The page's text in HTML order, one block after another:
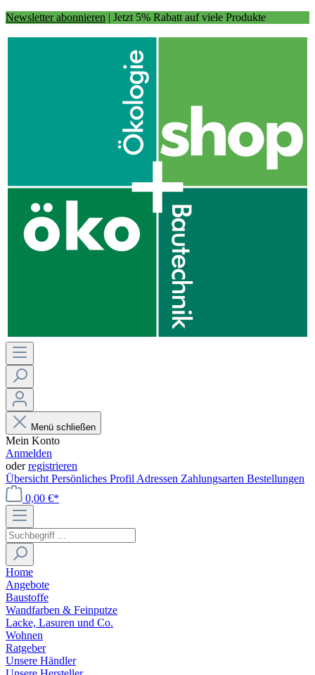
Newsletter abonnieren | Jetzt 5% Rabatt auf viele Produkte
Menü schließen
Mein Konto
Anmelden
oderregistrieren
Übersicht Persönliches Profil Adressen Zahlungsarten Bestellungen
0,00 €*
Home
Angebote
Baustoffe
Wandfarben & Feinputze
Lacke, Lasuren und Co.
Wohnen
Ratgeber
Unsere Händler